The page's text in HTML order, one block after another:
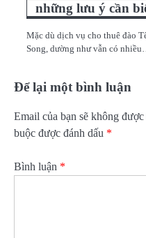
những lưu ý cần
Mặc dù dịch vụ cho thuê đào
Song, dường như vẫn có
Để lại một bình luận
Email của bạn sẽ không
buộc được đánh dấu *
Bình luận *